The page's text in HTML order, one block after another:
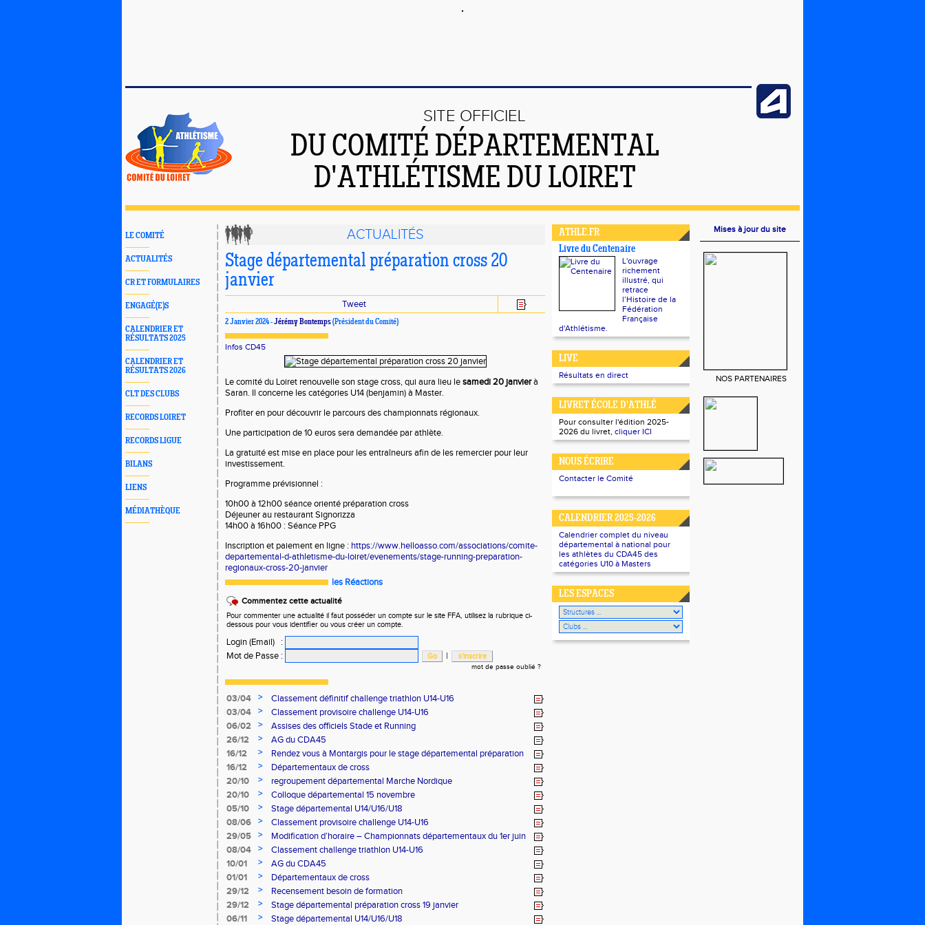
SITE OFFICIEL
DU COMITÉ DÉPARTEMENTAL
D'ATHLÉTISME DU LOIRET
LE COMITÉ
ACTUALITÉS
CR ET FORMULAIRES
ENGAGÉ(E)S
CALENDRIER ET
RÉSULTATS 2025
CALENDRIER ET
RÉSULTATS 2026
CLT DES CLUBS
RECORDS LOIRET
RECORDS LIGUE
BILANS
LIENS
MÉDIATHÈQUE
ACTUALITÉS
Stage départemental préparation cross 20
janvier
Tweet
2 Janvier 2024 -Jérémy Bontemps(Président du Comité)
Infos CD45
Le comité du Loiret renouvelle son stage cross, qui aura lieu lesamedi 20 janvierà
Saran. Il concerne les catégories U14 (benjamin) à Master.
Profiter en pour découvrir le parcours des championnats régionaux.
Une participation de 10 euros sera demandée par athlète.
La gratuité est mise en place pour les entraîneurs afin de les remercier pour leur
investissement.
Programme prévisionnel :
10h00 à 12h00 séance orienté préparation cross
Déjeuner au restaurant Signorizza
14h00 à 16h00 : Séance PPG
Inscription et paiement en ligne : https://www.helloasso.com/associations/comite-
departemental-d-athletisme-du-loiret/evenements/stage-running-preparation-
regionaux-cross-20-janvier
les Réactions
Commentez cette actualité
Pour commenter une actualité il faut posséder un compte sur le site FFA, utilisez la rubrique ci-
dessous pour vous identifier ou vous créer un compte.
Login (Email)
:
Mot de Passe : |
mot de passe oublié ?
03/04 >
Classement définitif challenge triathlon U14-U16
03/04
>
Classement provisoire challenge U14-U16
06/02
>
Assises des officiels Stade et Running
26/12
>
AG du CDA45
16/12
>
Rendez vous à Montargis pour le stage départemental préparation
cross 18 janvier
16/12 >
Départementaux de cross
20/10
>
regroupement départemental Marche Nordique
20/10
>
Colloque départemental 15 novembre
05/10
>
Stage départemental U14/U16/U18
08/06
>
Classement provisoire challenge U14-U16
29/05
>
Modification d’horaire – Championnats départementaux du 1er juin
08/04
>
Classement challenge triathlon U14-U16
10/01
>
AG du CDA45
01/01
>
Départementaux de cross
29/12
>
Recensement besoin de formation
29/12
>
Stage départemental préparation cross 19 janvier
06/11
> Stage départemental U14/U16/U18
ATHLE.FR
Livre du Centenaire
L'ouvrage
richement
illustré, qui
retrace
l’Histoire de la
Fédération
Française
d'Athlétisme.
LIVE
Résultats en direct
LIVRET ÉCOLE D'ATHLÉ
Pour consulter l'édition 2025-
2026 du livret, cliquer ICI
NOUS ÉCRIRE
Contacter le Comité
CALENDRIER 2025-2026
Calendrier complet du niveau
départemental à national pour
les athlètes du CDA45 des
catégories U10 à Masters
LES ESPACES
Mises à jour du site
NOS PARTENAIRES